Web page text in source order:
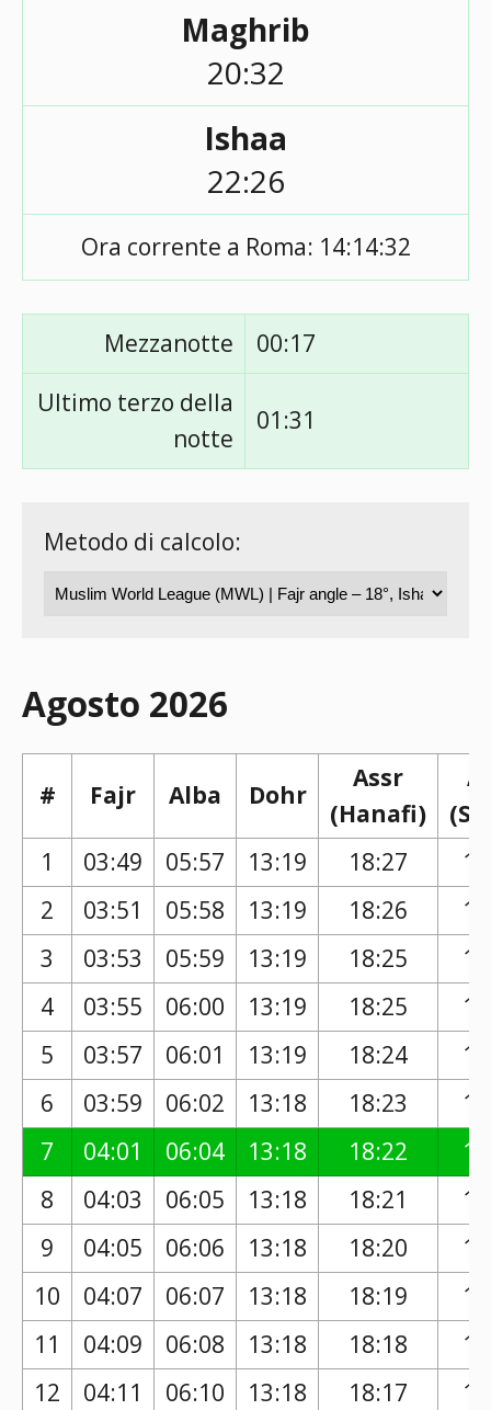
Maghrib
20:32
Ishaa
22:26
Ora corrente a Roma: 14:14:32
Mezzanotte
00:17
Ultimo terzo della
notte
01:31
Metodo di calcolo:
Agosto 2026
# Fajr Alba Dohr
Assr
(Hanafi)
1
03:49 05:57 13:19 18:27
2
03:51 05:58 13:19 18:26
3
03:53 05:59 13:19 18:25
4
03:55 06:00 13:19 18:25
5
03:57 06:01 13:19 18:24
6
03:59 06:02 13:18 18:23
7
04:01 06:04 13:18 18:22
8
04:03 06:05 13:18 18:21
9
04:05 06:06 13:18 18:20
10
04:07 06:07 13:18 18:19
11
04:09 06:08 13:18 18:18
12
04:11 06:10 13:18 18:17